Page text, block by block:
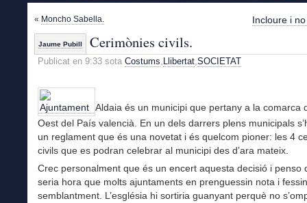
« Moncho Sabella. Incloure i
Jaume Pubill Cerimònies civils.
Publicat en 9:33 sota Costums, Llibertat,SOCIETAT
Aldaia és un municipi que pertany a la comarca
Oest del País valencià. En un dels darrers plens municipals
un reglament que és una novetat i és quelcom pioner: les 4
civils que es podran celebrar al municipi des d’ara mateix.
Crec personalment que és un encert aquesta decisió i penso
seria hora que molts ajuntaments en prenguessin nota i fessin
semblantment. L’església hi sortiria guanyant perquè no